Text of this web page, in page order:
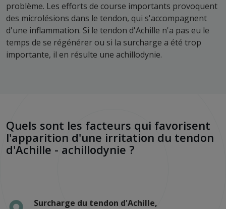
problème. Les efforts de course importants provoquent
des microlésions dans le tendon, qui s'accompagnent
d'une inflammation. Si le tendon d'Achille n'a pas eu le
temps de se régénérer ou si la surcharge a été trop
importante, il en résulte une achillodynie.
Quels sont les facteurs qui favorisent
l'apparition d'une irritation du tendon
d'Achille - achillodynie ?
Surcharge du tendon d'Achille,